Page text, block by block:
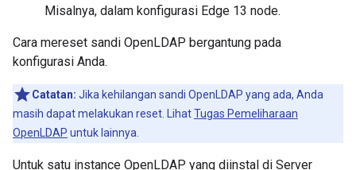
Misalnya, dalam konfigurasi Edge 13 node.
Cara mereset sandi OpenLDAP bergantung pada
konfigurasi Anda.
Catatan: Jika kehilangan sandi OpenLDAP yang ada, Anda
masih dapat melakukan reset. LihatTugas Pemeliharaan
OpenLDAP untuk lainnya.
Untuk satu instance OpenLDAP yang diinstal di Server